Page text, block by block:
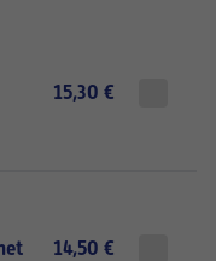
15,30 €
14,50 €